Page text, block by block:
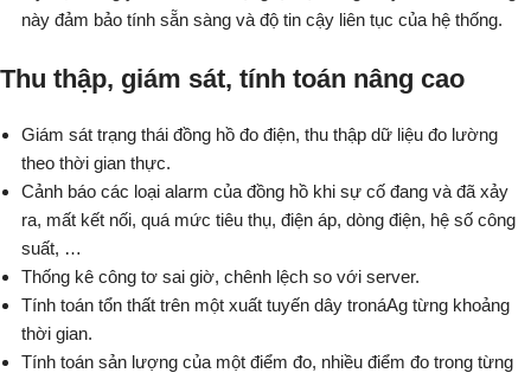
này đảm bảo tính sẵn sàng và độ tin cậy liên tục của hệ thống.
Thu thập, giám sát, tính toán nâng cao
Giám sát trạng thái đồng hồ đo điện, thu thập dữ liệu đo lường
theo thời gian thực.
Cảnh báo các loại alarm của đồng hồ khi sự cố đang và đã xảy
ra, mất kết nối, quá mức tiêu thụ, điện áp, dòng điện, hệ số công
suất, …
Thống kê công tơ sai giờ, chênh lệch so với server.
Tính toán tổn thất trên một xuất tuyến dây tronáAg từng khoảng
thời gian.
Tính toán sản lượng của một điểm đo, nhiều điểm đo trong từng